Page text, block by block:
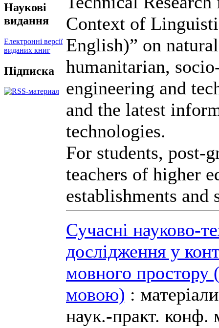
Наукові
видання
Електронні версії
виданих книг
Підписка
Context of
English)” on
humanitarian,
engineering and
and the latest
technologies.
For students, post-
teachers of higher
establishments and
Сучасні науково-
дослідження у
мовного простору
мовою) :
наук.-практ. конф.